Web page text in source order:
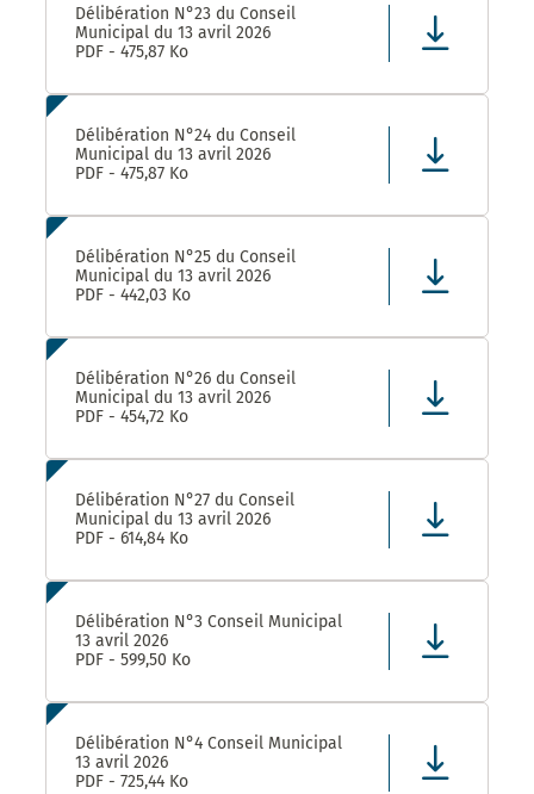
Délibération N°23 du Conseil
Municipal du 13 avril 2026
PDF - 475,87 Ko
Délibération N°24 du Conseil
Municipal du 13 avril 2026
PDF - 475,87 Ko
Délibération N°25 du Conseil
Municipal du 13 avril 2026
PDF - 442,03 Ko
Délibération N°26 du Conseil
Municipal du 13 avril 2026
PDF - 454,72 Ko
Délibération N°27 du Conseil
Municipal du 13 avril 2026
PDF - 614,84 Ko
Délibération N°3 Conseil Municipal
13 avril 2026
PDF - 599,50 Ko
Délibération N°4 Conseil Municipal
13 avril 2026
PDF - 725,44 Ko